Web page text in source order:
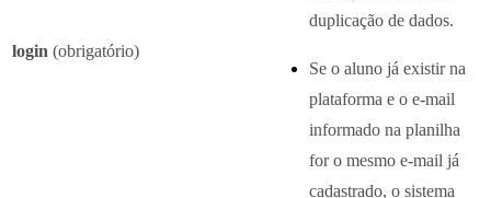
login (obrigatório)
duplicação de dados.
Se o aluno já existir na
plataforma e o e-mail
informado na planilha
for o mesmo e-mail já
cadastrado, o sistema